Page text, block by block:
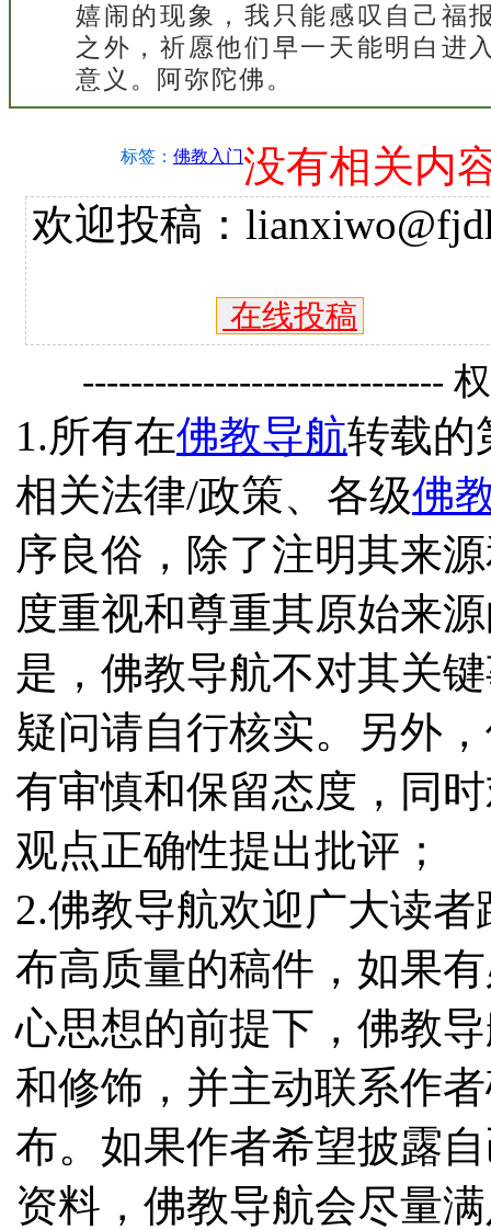
嬉闹的现象，我只能感叹自己福
之外，祈愿他们早一天能明白进
意义。阿弥陀佛。
标签： 佛教入门没有相关内
欢迎投稿：
在线投稿
------------------------------
1.所有在佛教导航转载的
相关法律/政策、各级佛
序良俗，除了注明其来
度重视和尊重其原始来
是，佛教导航不对其关
疑问请自行核实。另外
有审慎和保留态度，同
观点正确性提出批评；
2.佛教导航欢迎广大读
布高质量的稿件，如果
心思想的前提下，佛教
和修饰，并主动联系作
布。如果作者希望披露
资料，佛教导航会尽量